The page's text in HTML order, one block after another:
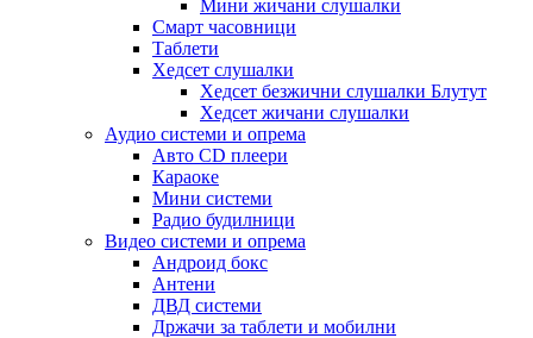
Мини жичани слушалки
Смарт часовници
Таблети
Хедсет слушалки
Хедсет безжични слушалки Блутут
Хедсет жичани слушалки
Аудио системи и опрема
Авто CD плеери
Караоке
Мини системи
Радио будилници
Видео системи и опрема
Андроид бокс
Антени
ДВД системи
Држачи за таблети и мобилни